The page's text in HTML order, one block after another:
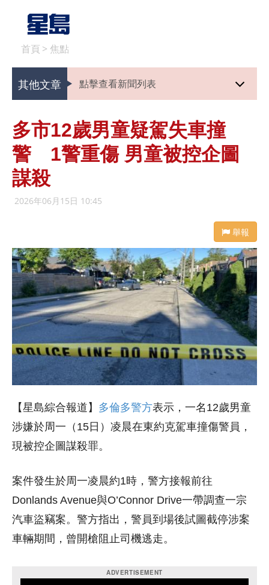
首頁 > 焦點
其他文章 點擊查看新聞列表
多市12歲男童疑駕失車撞
警 1警重傷 男童被控企圖
謀殺
2026年06月15日 10:45
舉報
【星島綜合報道】 多倫多警方表示，一名12歲男童
涉嫌於周一（15日）凌晨在東約克駕車撞傷警員，
現被控企圖謀殺罪。
案件發生於周一凌晨約1時，警方接報前往
Donlands Avenue與O’Connor Drive一帶調查一宗
汽車盜竊案。警方指出，警員到場後試圖截停涉案
車輛期間，曾開槍阻止司機逃走。